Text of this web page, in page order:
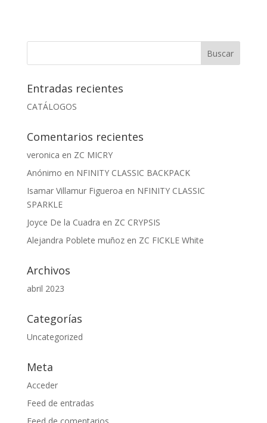
Entradas recientes
CATÁLOGOS
Comentarios recientes
veronica en ZC MICRY
Anónimo en NFINITY CLASSIC BACKPACK
Isamar Villamur Figueroa en NFINITY CLASSIC
SPARKLE
Joyce De la Cuadra en ZC CRYPSIS
Alejandra Poblete muñozen ZC FICKLE White
Archivos
abril 2023
Categorías
Uncategorized
Meta
Acceder
Feed de entradas